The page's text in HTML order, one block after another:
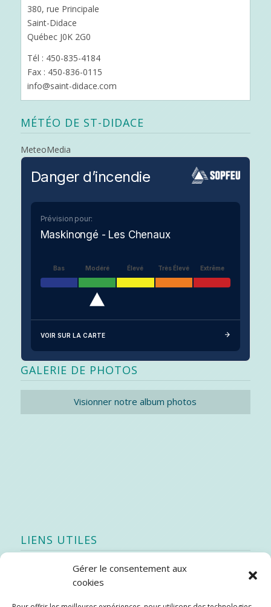
Gérer le consentement aux
cookies
380, rue Principale
Saint-Didace
Québec J0K 2G0
Tél : 450-835-4184
Fax : 450-836-0115
info@saint-didace.com
MÉTÉO DE ST-DIDACE
MeteoMedia
Danger d’incendie
Prévision pour:
Maskinongé - Les Chenaux
Bas Modéré Élevé Très Élevé Extrême
VOIR SUR LA CARTE
GALERIE DE PHOTOS
Visionner notre album photos
LIENS UTILES
Quoi de neuf